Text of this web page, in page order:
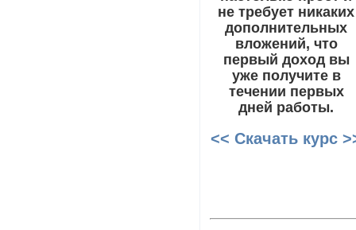
не требует никаких
дополнительных
вложений, что
первый доход вы
уже получите в
течении первых
дней работы.
<< Скачать курс